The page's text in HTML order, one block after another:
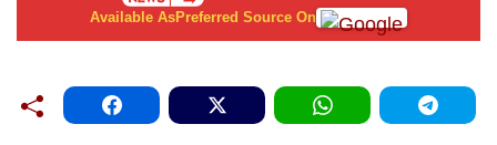
Available AsPreferred Source On